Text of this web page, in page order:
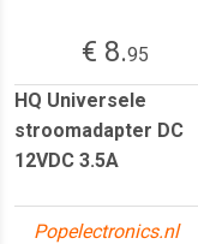
€ 8.95
HQ Universele
stroomadapter DC
12VDC 3.5A
Popelectronics.nl